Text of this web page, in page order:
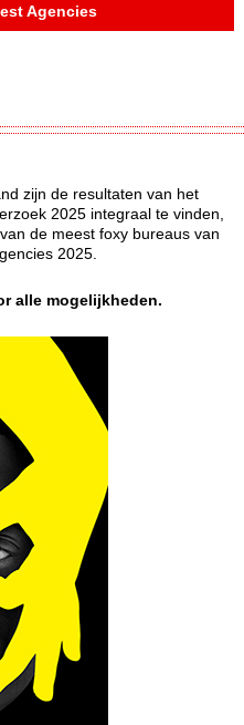
Agencies
zijn de resultaten van het
2025 integraal te vinden,
de meest foxy bureaus van
2025.
alle mogelijkheden.